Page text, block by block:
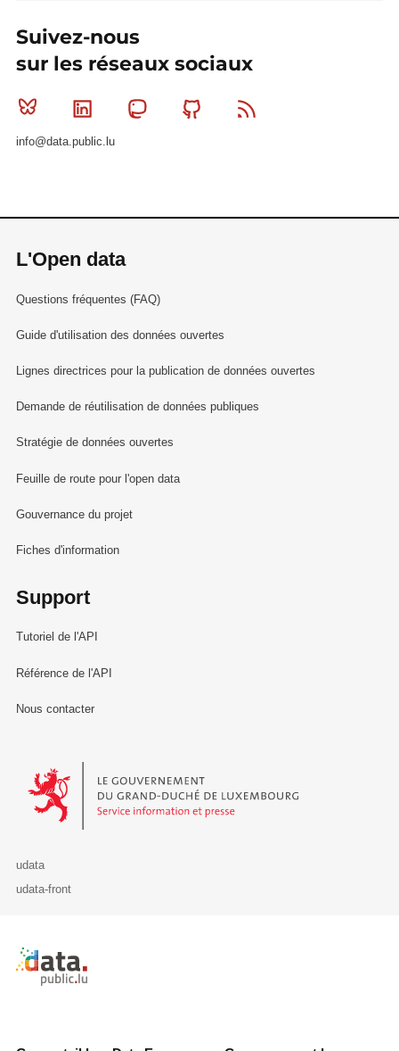
Suivez-nous
sur les réseaux sociaux
Bluesky Linkedin MastodonGithub
info@data.public.lu
L'Open data
Questions fréquentes (FAQ)
Guide d'utilisation des données ouvertes
Lignes directrices pour la publication de données ouvertes
Demande de réutilisation de données publiques
Stratégie de données ouvertes
Feuille de route pour l'open data
Gouvernance du projet
Fiches d'information
Support
Tutoriel de l'API
Référence de l'API
Nous contacter
Le Gouvernement du Grand-Duché de Luxembourg - Service
udata
udata-front
Retour à l'accueil de data.public.lu